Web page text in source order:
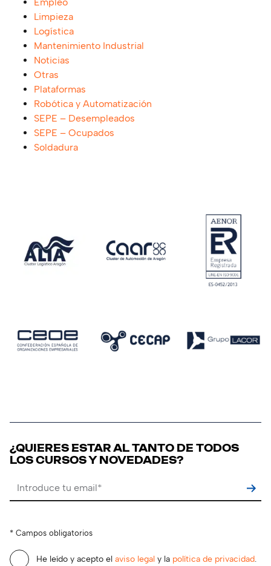
Limpieza
Logística
Mantenimiento Industrial
Noticias
Otras
Plataformas
Robótica y Automatización
SEPE – Desempleados
SEPE – Ocupados
Soldadura
¿QUIERES ESTAR AL TANTO DE TODOS
LOS CURSOS Y NOVEDADES?
* Campos obligatorios
He leído y acepto el aviso legal y la política de privacidad